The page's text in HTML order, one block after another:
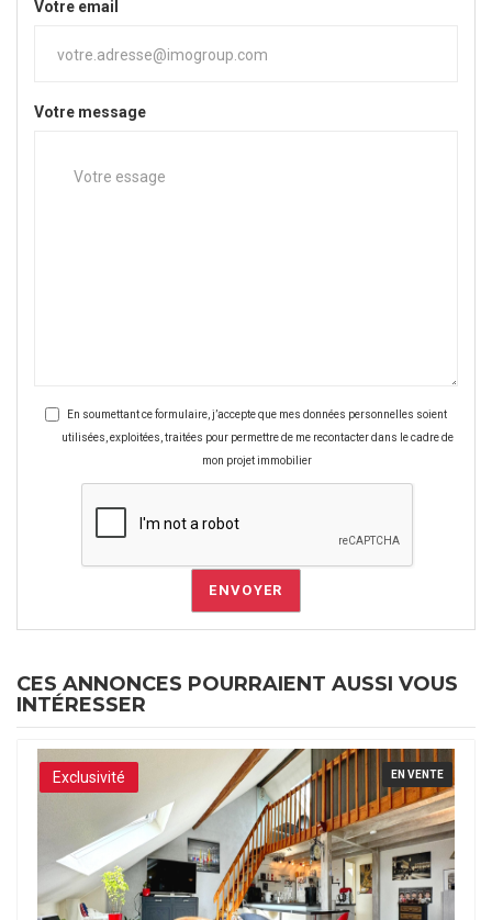
Votre email
Votre message
En soumettant ce formulaire, j’accepte que mes données personnelles soient
utilisées, exploitées, traitées pour permettre de me recontacter dans le cadre de
mon projet immobilier
ENVOYER
CES ANNONCES POURRAIENT AUSSI VOUS
INTÉRESSER
Exclusivité EN VENTE